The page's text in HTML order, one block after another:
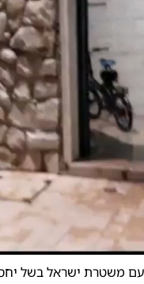
משטרת ישראל בשל